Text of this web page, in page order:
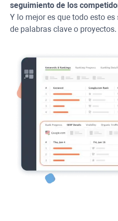
seguimiento de los
Y lo mejor es que todo esto
de palabras clave o proyectos.